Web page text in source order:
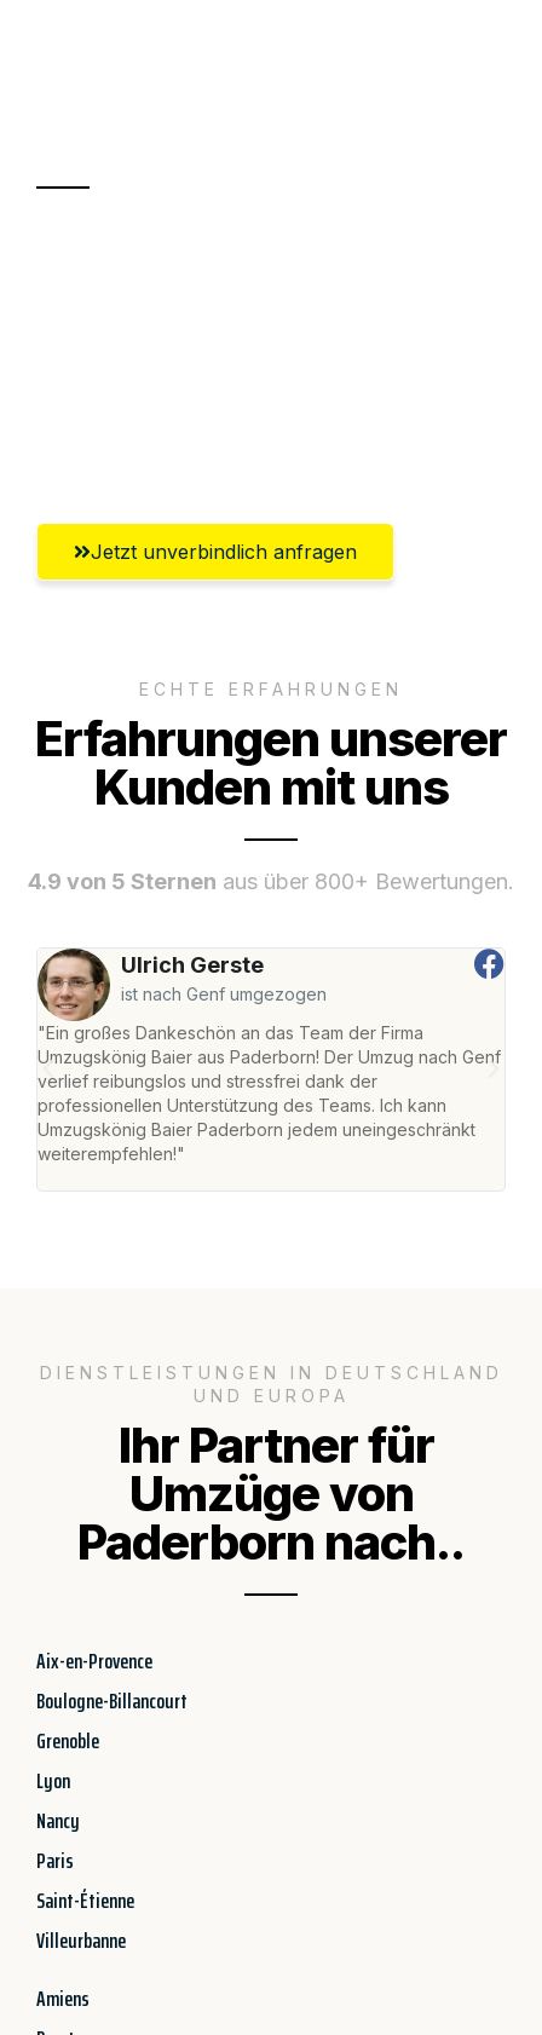
Jetzt unverbindlich anfragen
ECHTE ERFAHRUNGEN
Erfahrungen unserer
Kunden mit uns
4.9 von 5 Sternen aus über 800+ Bewertungen.
Ulrich Gerste
ist nach Genf umgezogen
"Ein großes Dankeschön an das Team der Firma
Umzugskönig Baier aus Paderborn! Der Umzug nach Genf
verlief reibungslos und stressfrei dank der
professionellen Unterstützung des Teams. Ich kann
Umzugskönig Baier Paderborn jedem uneingeschränkt
weiterempfehlen!"
DIENSTLEISTUNGEN IN DEUTSCHLAND
UND EUROPA
Ihr Partner für
Umzüge von
Paderborn nach..
Aix-en-Provence
Boulogne-Billancourt
Grenoble
Lyon
Nancy
Paris
Saint-Étienne
Villeurbanne
Amiens